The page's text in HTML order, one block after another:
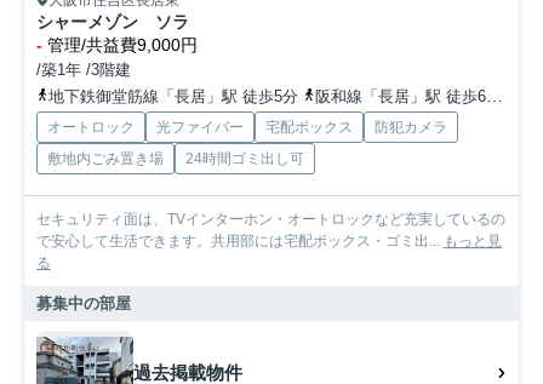
シャーメゾン ソラ
- 管理/共益費9,000円
/築1年 /3階建
地下鉄御堂筋線「長居」駅 徒歩5分
阪和線「長居」駅 徒歩6分
オートロック 光ファイバー 宅配ボックス
防犯カメラ
敷地内ごみ置き場
24時間ゴミ出し可
セキュリティ面は、TVインターホン・オートロックなど充実しているの
で安心して生活できます。共用部には宅配ボックス・ゴミ出... もっと見
る
募集中の部屋
過去掲載物件